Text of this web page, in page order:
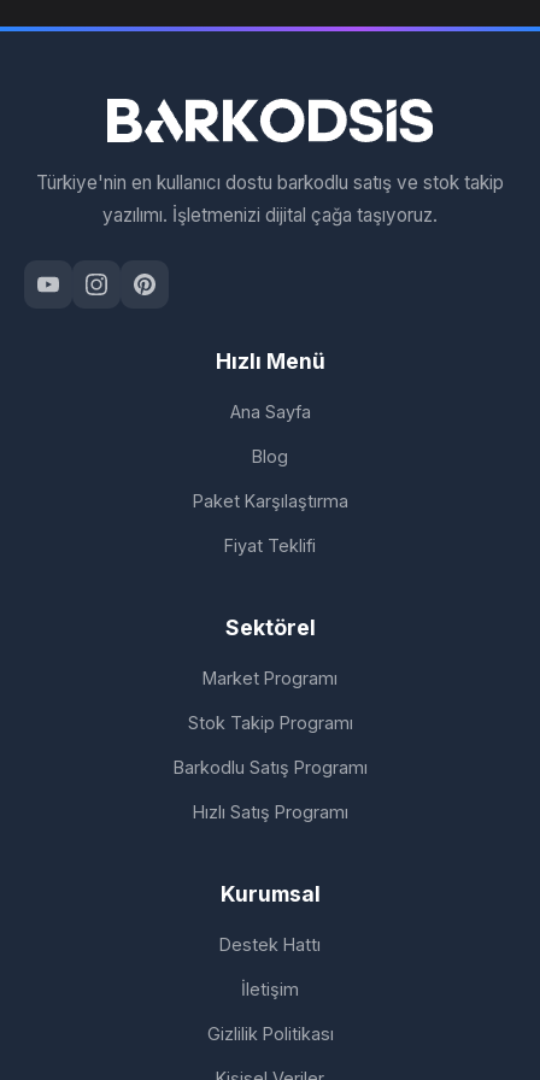
Türkiye'nin en kullanıcı dostu barkodlu satış ve stok takip
yazılımı. İşletmenizi dijital çağa taşıyoruz.
Hızlı Menü
Ana Sayfa
Blog
Paket Karşılaştırma
Fiyat Teklifi
Sektörel
Market Programı
Stok Takip Programı
Barkodlu Satış Programı
Hızlı Satış Programı
Kurumsal
Destek Hattı
İletişim
Gizlilik Politikası